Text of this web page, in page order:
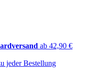
ab 42,90 €
jeder Bestellung